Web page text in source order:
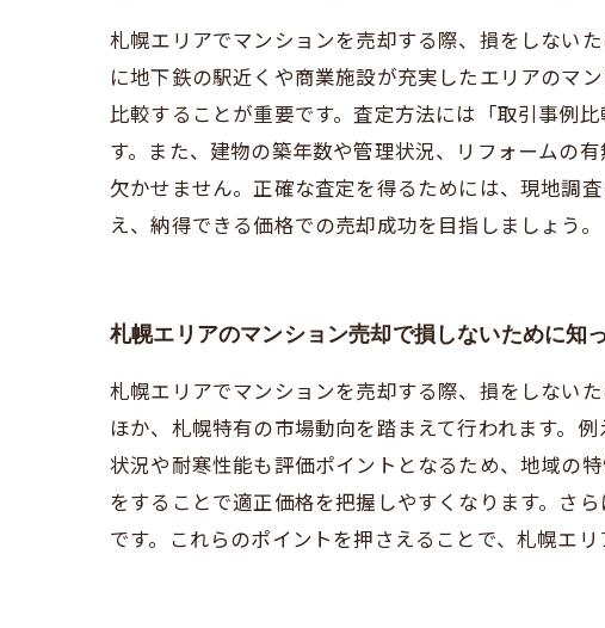
札幌エリアでマンションを売却する際、損をしない
に地下鉄の駅近くや商業施設が充実したエリアのマ
比較することが重要です。査定方法には「取引事例
す。また、建物の築年数や管理状況、リフォームの
欠かせません。正確な査定を得るためには、現地調
え、納得できる価格での売却成功を目指しましょう。
札幌エリアのマンション売却で損しないために知
札幌エリアでマンションを売却する際、損をしない
ほか、札幌特有の市場動向を踏まえて行われます。
状況や耐寒性能も評価ポイントとなるため、地域の
をすることで適正価格を把握しやすくなります。さ
です。これらのポイントを押さえることで、札幌エ